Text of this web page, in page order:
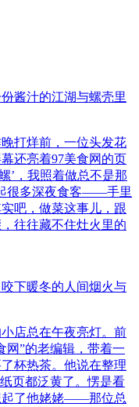
酱汁的江湖与螺壳里
打烊前，一位头发花
还亮着97美食网的页
’，我照着做总不是那
很多深夜食客——手里
吧，做菜这事儿，跟
往往藏不住灶火里的
下暖冬的人间烟火与
店总在午夜亮灯。前
网”的老编辑，带着一
杯热茶。他说在整理
页都泛黄了。愣是看
起了他姥姥——那位总